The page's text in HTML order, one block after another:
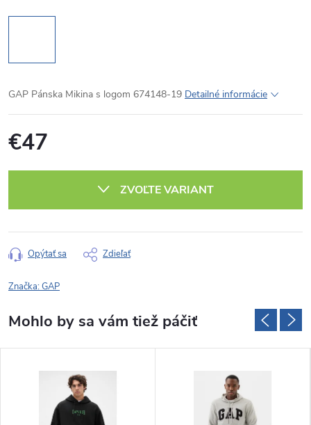
GAP Pánska Mikina s logom 674148-19 Detailné informácie
€47
ZVOĽTE VARIANT
Opýtať sa Zdieľať
Značka:GAP